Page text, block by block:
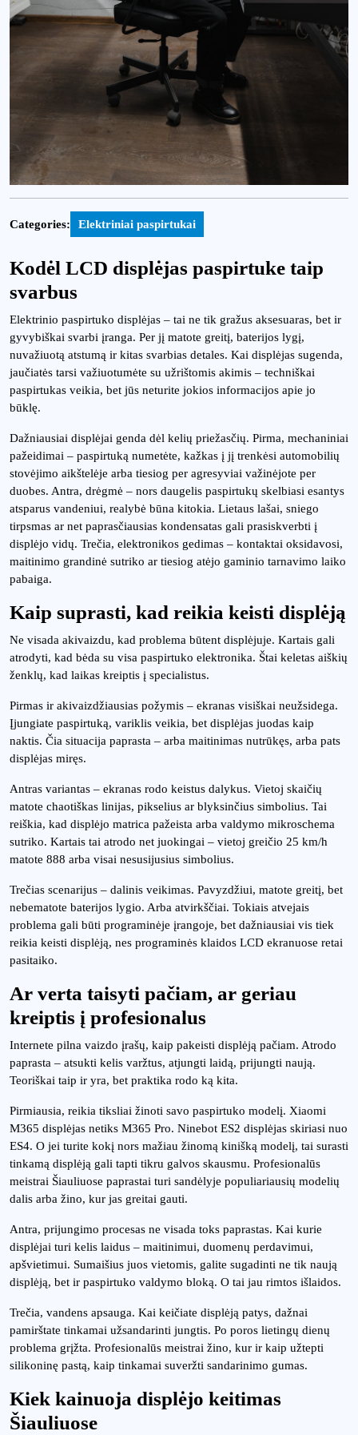
Categories: Elektriniai paspirtukai
Kodėl LCD displėjas paspirtuke taip
svarbus
Elektrinio paspirtuko displėjas – tai ne tik gražus aksesuaras, bet ir
gyvybiškai svarbi įranga. Per jį matote greitį, baterijos lygį,
nuvažiuotą atstumą ir kitas svarbias detales. Kai displėjas sugenda,
jaučiatės tarsi važiuotumėte su užrištomis akimis – techniškai
paspirtukas veikia, bet jūs neturite jokios informacijos apie jo
būklę.
Dažniausiai displėjai genda dėl kelių priežasčių. Pirma, mechaniniai
pažeidimai – paspirtuką numetėte, kažkas į jį trenkėsi automobilių
stovėjimo aikštelėje arba tiesiog per agresyviai važinėjote per
duobes. Antra, drėgmė – nors daugelis paspirtukų skelbiasi esantys
atsparus vandeniui, realybė būna kitokia. Lietaus lašai, sniego
tirpsmas ar net paprasčiausias kondensatas gali prasiskverbti į
displėjo vidų. Trečia, elektronikos gedimas – kontaktai oksidavosi,
maitinimo grandinė sutriko ar tiesiog atėjo gaminio tarnavimo laiko
pabaiga.
Kaip suprasti, kad reikia keisti displėją
Ne visada akivaizdu, kad problema būtent displėjuje. Kartais gali
atrodyti, kad bėda su visa paspirtuko elektronika. Štai keletas aiškių
ženklų, kad laikas kreiptis į specialistus.
Pirmas ir akivaizdžiausias požymis – ekranas visiškai neužsidega.
Įjungiate paspirtuką, variklis veikia, bet displėjas juodas kaip
naktis. Čia situacija paprasta – arba maitinimas nutrūkęs, arba pats
displėjas miręs.
Antras variantas – ekranas rodo keistus dalykus. Vietoj skaičių
matote chaotiškas linijas, pikselius ar blyksinčius simbolius. Tai
reiškia, kad displėjo matrica pažeista arba valdymo mikroschema
sutriko. Kartais tai atrodo net juokingai – vietoj greičio 25 km/h
matote 888 arba visai nesusijusius simbolius.
Trečias scenarijus – dalinis veikimas. Pavyzdžiui, matote greitį, bet
nebematote baterijos lygio. Arba atvirkščiai. Tokiais atvejais
problema gali būti programinėje įrangoje, bet dažniausiai vis tiek
reikia keisti displėją, nes programinės klaidos LCD ekranuose retai
pasitaiko.
Ar verta taisyti pačiam, ar geriau
kreiptis į profesionalus
Internete pilna vaizdo įrašų, kaip pakeisti displėją pačiam. Atrodo
paprasta – atsukti kelis varžtus, atjungti laidą, prijungti naują.
Teoriškai taip ir yra, bet praktika rodo ką kita.
Pirmiausia, reikia tiksliai žinoti savo paspirtuko modelį. Xiaomi
M365 displėjas netiks M365 Pro. Ninebot ES2 displėjas skiriasi nuo
ES4. O jei turite kokį nors mažiau žinomą kinišką modelį, tai surasti
tinkamą displėją gali tapti tikru galvos skausmu. Profesionalūs
meistrai Šiauliuose paprastai turi sandėlyje populiariausių modelių
dalis arba žino, kur jas greitai gauti.
Antra, prijungimo procesas ne visada toks paprastas. Kai kurie
displėjai turi kelis laidus – maitinimui, duomenų perdavimui,
apšvietimui. Sumaišius juos vietomis, galite sugadinti ne tik naują
displėją, bet ir paspirtuko valdymo bloką. O tai jau rimtos išlaidos.
Trečia, vandens apsauga. Kai keičiate displėją patys, dažnai
pamirštate tinkamai užsandarinti jungtis. Po poros lietingų dienų
problema grįžta. Profesionalūs meistrai žino, kur ir kaip užtepti
silikoninę pastą, kaip tinkamai suveržti sandarinimo gumas.
Kiek kainuoja displėjo keitimas
Šiauliuose